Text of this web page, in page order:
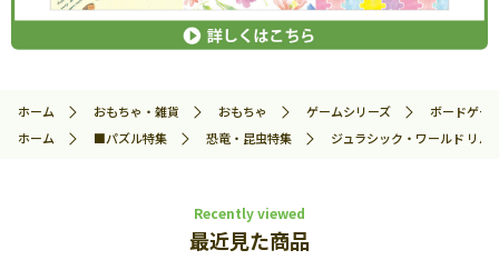
ホーム おもちゃ・雑貨 おもちゃ ゲームシリーズ
ボードゲー
ホーム
■パズル特集 恐竜・昆虫特集 ジュラシック・ワールド リ
Recently viewed
最近見た商品